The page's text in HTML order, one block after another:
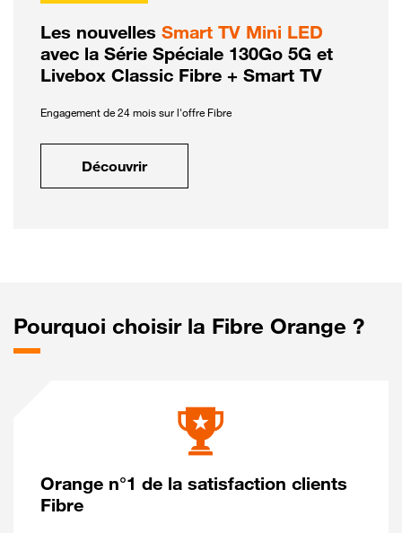
Les nouvelles Smart TV Mini LED
avec la Série Spéciale 130Go 5G et
Livebox Classic Fibre + Smart TV
Engagement de 24 mois sur l'offre Fibre
Découvrir
Pourquoi choisir la Fibre Orange ?
Orange n°1 de la satisfaction clients
Fibre